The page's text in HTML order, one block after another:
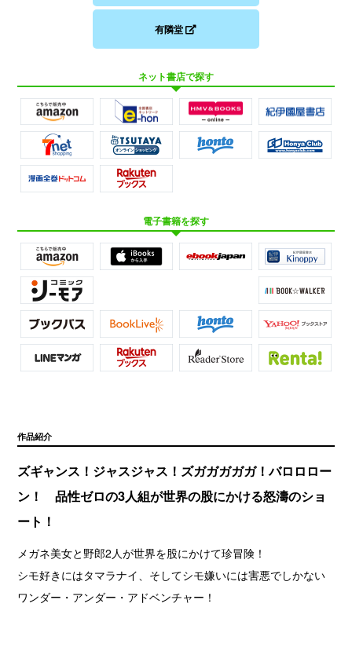
有隣堂
ネット書店で探す
電子書籍を探す
作品紹介
ズギャンス！ジャスジャス！ズガガガガガ！バロロロー
ン！ 品性ゼロの3人組が世界の股にかける怒濤のショ
ート！
メガネ美女と野郎2人が世界を股にかけて珍冒険！
シモ好きにはタマラナイ、そしてシモ嫌いには害悪でしかない
ワンダー・アンダー・アドベンチャー！